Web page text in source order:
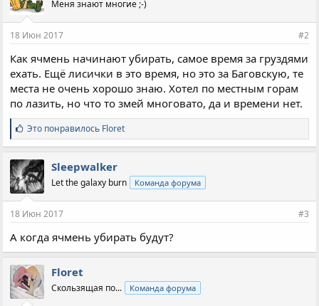
т
и
:
Меня знают многие ;-)
18 Июн 2017 #2
Как ячмень начинают убирать, самое время за груздями
ехать. Ещё лисички в это время, но это за Баговскую, те
места не очень хорошо знаю. Хотел по местным горам
по лазить, но что то змей многовато, да и времени нет.
С
и
м
п
а
т
и
:
Это понравилось Floret
Sleepwalker
Let the galaxy burn Команда форума
18 Июн 2017 #3
А когда ячмень убирать будут?
Floret
Скользящая по... Команда форума